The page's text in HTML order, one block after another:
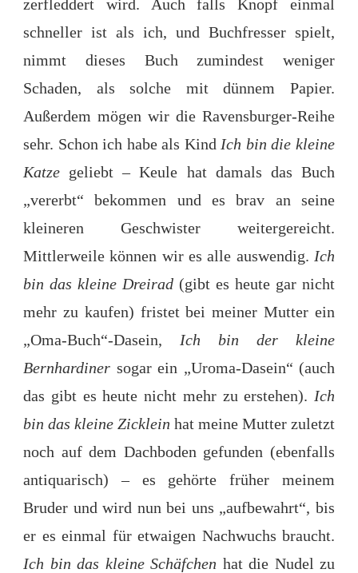
zerfleddert wird. Auch falls Knopf einmal
schneller ist als ich, und Buchfresser spielt,
nimmt dieses Buch zumindest weniger
Schaden, als solche mit dünnem Papier.
Außerdem mögen wir die Ravensburger-Reihe
sehr. Schon ich habe als Kind Ich bin die kleine
Katze geliebt – Keule hat damals das Buch
„vererbt“ bekommen und es brav an seine
kleineren Geschwister weitergereicht.
Mittlerweile können wir es alle auswendig. Ich
bin das kleine Dreirad (gibt es heute gar nicht
mehr zu kaufen) fristet bei meiner Mutter ein
„Oma-Buch“-Dasein, Ich bin der kleine
Bernhardiner sogar ein „Uroma-Dasein“ (auch
das gibt es heute nicht mehr zu erstehen). Ich
bin das kleine Zicklein hat meine Mutter zuletzt
noch auf dem Dachboden gefunden (ebenfalls
antiquarisch) – es gehörte früher meinem
Bruder und wird nun bei uns „aufbewahrt“, bis
er es einmal für etwaigen Nachwuchs braucht.
Ich bin das kleine Schäfchen hat die Nudel zu